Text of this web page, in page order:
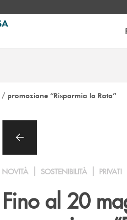
/ promozione “Risparmia la Rata”
NOVITÀ SOSTENIBILITÀ PRIVATI
Fino al 20